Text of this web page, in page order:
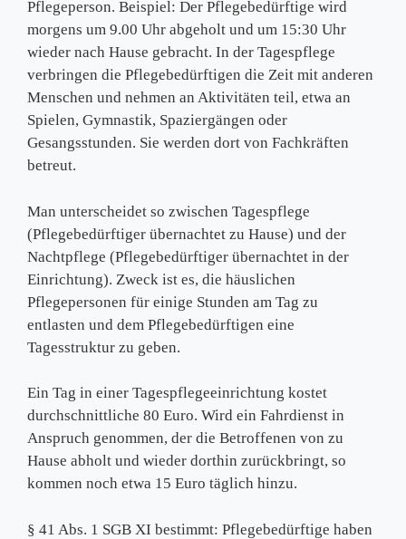
Pflegeperson. Beispiel: Der Pflegebedürftige wird
morgens um 9.00 Uhr abgeholt und um 15:30 Uhr
wieder nach Hause gebracht. In der Tagespflege
verbringen die Pflegebedürftigen die Zeit mit anderen
Menschen und nehmen an Aktivitäten teil, etwa an
Spielen, Gymnastik, Spaziergängen oder
Gesangsstunden. Sie werden dort von Fachkräften
betreut.
Man unterscheidet so zwischen Tagespflege
(Pflegebedürftiger übernachtet zu Hause) und der
Nachtpflege (Pflegebedürftiger übernachtet in der
Einrichtung). Zweck ist es, die häuslichen
Pflegepersonen für einige Stunden am Tag zu
entlasten und dem Pflegebedürftigen eine
Tagesstruktur zu geben.
Ein Tag in einer Tagespflegeeinrichtung kostet
durchschnittliche 80 Euro. Wird ein Fahrdienst in
Anspruch genommen, der die Betroffenen von zu
Hause abholt und wieder dorthin zurückbringt, so
kommen noch etwa 15 Euro täglich hinzu.
§ 41 Abs. 1 SGB XI bestimmt: Pflegebedürftige haben